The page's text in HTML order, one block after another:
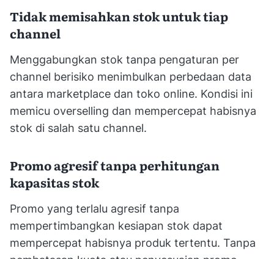
Tidak memisahkan stok untuk tiap
channel
Menggabungkan stok tanpa pengaturan per
channel berisiko menimbulkan perbedaan data
antara marketplace dan toko online. Kondisi ini
memicu overselling dan mempercepat habisnya
stok di salah satu channel.
Promo agresif tanpa perhitungan
kapasitas stok
Promo yang terlalu agresif tanpa
mempertimbangkan kesiapan stok dapat
mempercepat habisnya produk tertentu. Tanpa